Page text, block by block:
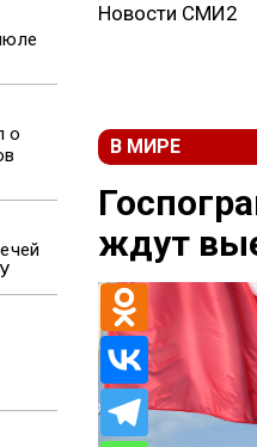
о
Новости СМИ2
В МИРЕ
ждут